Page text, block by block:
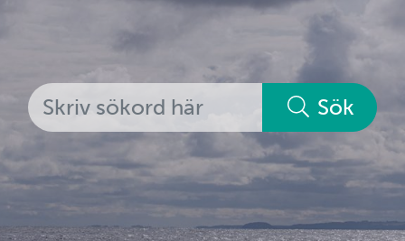
Alla medlemmar
Ekonomi &amp; juridik
Hantverkare
Hus &amp; hem
Sök